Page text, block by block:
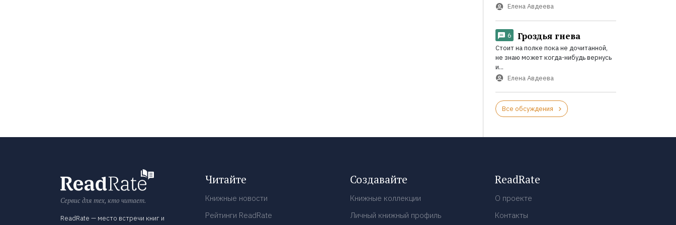
Елена Авдеева
6 Гроздья гнева
Стоит на полке пока не дочитанной,
не знаю может когда-нибудь вернусь
и...
Елена Авдеева
Все обсуждения
Сервис для тех, кто читает.
ReadRate — место встречи книг и
Читайте
Книжные новости
Рейтинги ReadRate
Создавайте
Книжные коллекции
Личный книжный профиль
ReadRate
О проекте
Контакты